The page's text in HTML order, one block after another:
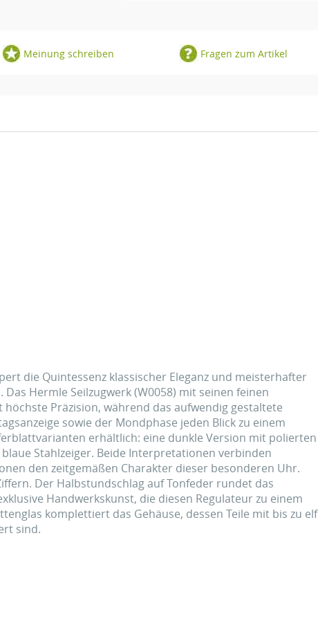
Meinung schreiben Fragen zum Artikel
die Quintessenz klassischer Eleganz und meisterhafter
Hermle Seilzugwerk (W0058) mit seinen feinen
Präzision, während das aufwendig gestaltete
sowie der Mondphase jeden Blick zu einem
erhältlich: eine dunkle Version mit polierten
Stahlzeiger. Beide Interpretationen verbinden
den zeitgemäßen Charakter dieser besonderen Uhr.
Der Halbstundschlag auf Tonfeder rundet das
Handwerkskunst, die diesen Regulateur zu einem
komplettiert das Gehäuse, dessen Teile mit bis zu elf
sind.